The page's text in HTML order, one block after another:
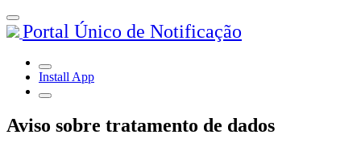
Portal Único de Notificação
Install App
Aviso sobre tratamento de dados